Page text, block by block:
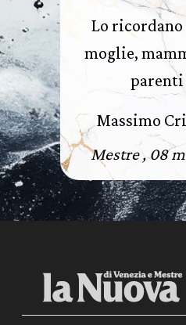
Lo ricordano
moglie,
Massimo
Mestre , 08